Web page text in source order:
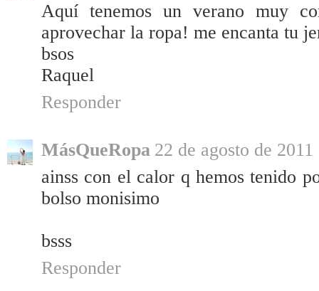
Aquí tenemos un verano muy
aprovechar la ropa! me encanta tu
bsos
Raquel
Responder
MásQueRopa 22 de agosto de
ainss con el calor q hemos tenido
bolso monisimo
bsss
Responder